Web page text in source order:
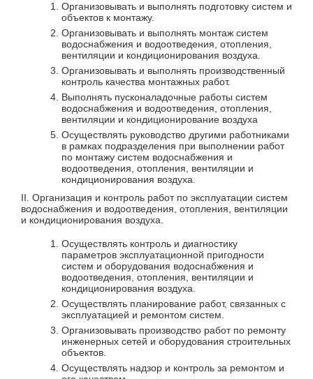
Организовывать и выполнять подготовку систем и
объектов к монтажу.
Организовывать и выполнять монтаж систем
водоснабжения и водоотведения, отопления,
вентиляции и кондиционирования воздуха.
Организовывать и выполнять производственный
контроль качества монтажных работ.
Выполнять пусконаладочные работы систем
водоснабжения и водоотведения, отопления,
вентиляции и кондиционирование воздуха
Осуществлять руководство другими работниками
в рамках подразделения при выполнении работ
по монтажу систем водоснабжения и
водоотведения, отопления, вентиляции и
кондиционирования воздуха.
II. Организация и контроль работ по эксплуатации систем
водоснабжения и водоотведения, отопления, вентиляции
и кондиционирования воздуха.
Осуществлять контроль и диагностику
параметров эксплуатационной пригодности
систем и оборудования водоснабжения и
водоотведения, отопления, вентиляции и
кондиционирования воздуха.
Осуществлять планирование работ, связанных с
эксплуатацией и ремонтом систем.
Организовывать производство работ по ремонту
инженерных сетей и оборудования строительных
объектов.
Осуществлять надзор и контроль за ремонтом и